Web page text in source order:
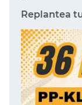
Replantea